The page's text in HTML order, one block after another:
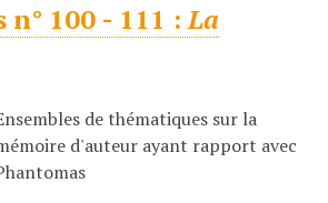
n° 100 - 111 :La
de thématiques sur la
d'auteur ayant rapport avec